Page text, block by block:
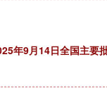
年9月14日全国主要